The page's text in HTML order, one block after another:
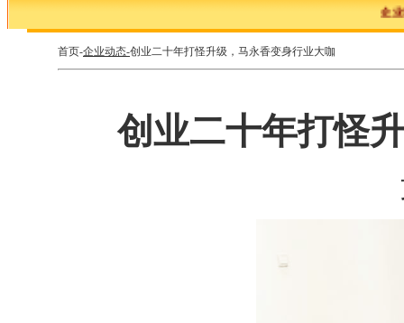
企业动态：
首页-企业动态-创业二十年打怪升级，马永香变身行业大咖
创业二十年打怪